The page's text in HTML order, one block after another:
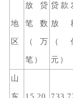
地
区
放贷
笔数
（万
笔）
贷款
放
（
元）
山
东 15.20